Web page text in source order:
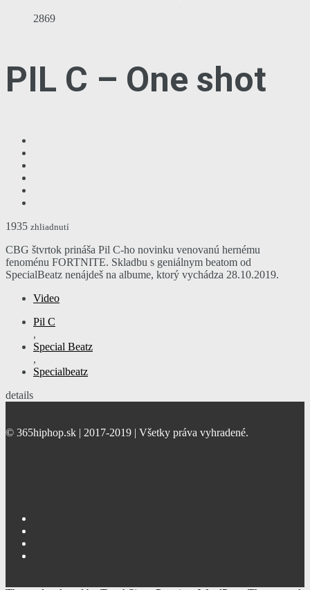
2869
PIL C – One shot
1935 zhliadnutí
CBG štvrtok prináša Pil C-ho novinku venovanú hernému
fenoménu FORTNITE. Skladbu s geniálnym beatom od
SpecialBeatz nenájdeš na albume, ktorý vychádza 28.10.2019.
Video
Pil C
,
Special Beatz
,
Specialbeatz
details
© 365hiphop.sk | 2017-2019 | Všetky práva vyhradené.